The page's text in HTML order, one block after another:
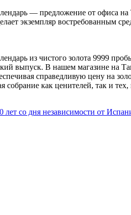
— предложение от офиса на
экземпляр востребованным
из чистого золота 9999
выпуск. В нашем магазине на
справедливую цену на
собрание как ценителей, так и
со дня независимости от